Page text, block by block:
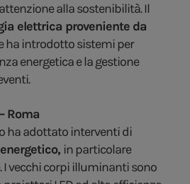
alla sostenibilità. Il
elettrica proveniente da
ha introdotto sistemi per
energetica e la gestione
Roma
ha adottato interventi di
in particolare
I vecchi corpi illuminanti sono